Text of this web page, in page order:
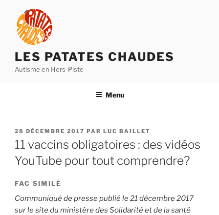
contenu
principal
LES PATATES CHAUDES
Autisme en Hors-Piste
Menu
PUBLIÉ
LE
28 DÉCEMBRE 2017 PAR LUC BAILLET
11 vaccins obligatoires : des vidéos
YouTube pour tout comprendre?
FAC SIMILÉ
Communiqué de presse publié le 21 décembre 2017
sur le site du ministère des Solidarité et de la santé